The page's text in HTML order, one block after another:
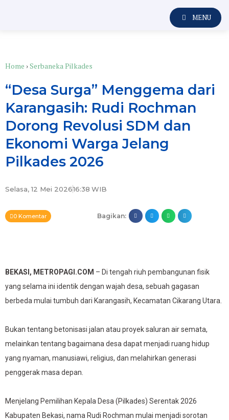
MENU
Home ›Serbaneka Pilkades
“Desa Surga” Menggema dari
Karangasih: Rudi Rochman
Dorong Revolusi SDM dan
Ekonomi Warga Jelang
Pilkades 2026
Selasa, 12 Mei 202616:38 WIB
0 Komentar Bagikan:
BEKASI, METROPAGI.COM – Di tengah riuh pembangunan fisik
yang selama ini identik dengan wajah desa, sebuah gagasan
berbeda mulai tumbuh dari Karangasih, Kecamatan Cikarang Utara.
Bukan tentang betonisasi jalan atau proyek saluran air semata,
melainkan tentang bagaimana desa dapat menjadi ruang hidup
yang nyaman, manusiawi, religius, dan melahirkan generasi
penggerak masa depan.
Menjelang Pemilihan Kepala Desa (Pilkades) Serentak 2026
Kabupaten Bekasi, nama Rudi Rochman mulai menjadi sorotan